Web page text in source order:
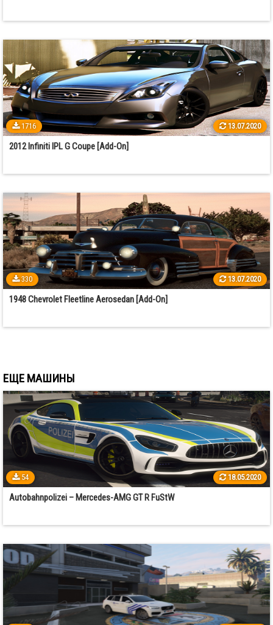
1716 13.07.2020
2012 Infiniti IPL G Coupe [Add-On]
330 13.07.2020
1948 Chevrolet Fleetline Aerosedan [Add-On]
ЕЩЕ МАШИНЫ
54 18.05.2020
Autobahnpolizei – Mercedes-AMG GT R FuStW